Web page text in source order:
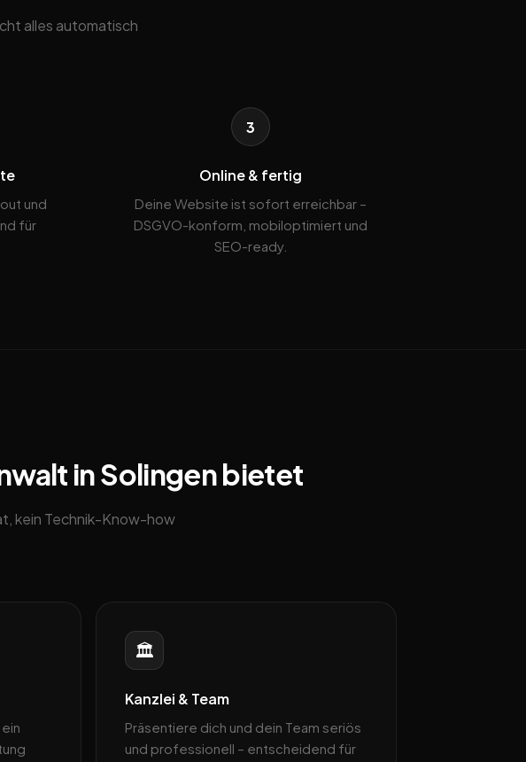
alles automatisch
und
für
3
Online & fertig
Deine Website ist sofort erreichbar –
DSGVO-konform, mobiloptimiert und
SEO-ready.
in Solingen bietet
kein Technik-Know-how
🏛️
Kanzlei & Team
Präsentiere dich und dein Team seriös
und professionell – entscheidend für